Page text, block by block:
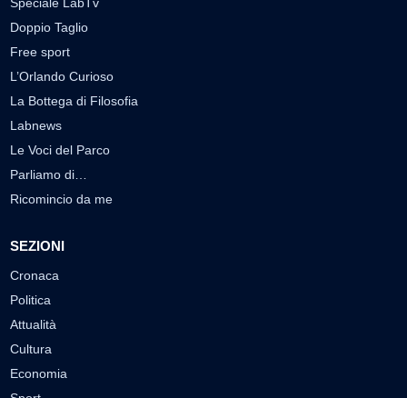
Doppio Taglio
Free sport
L’Orlando Curioso
La Bottega di Filosofia
Labnews
Le Voci del Parco
Parliamo di…
Ricomincio da me
SEZIONI
Cronaca
Politica
Attualità
Cultura
Economia